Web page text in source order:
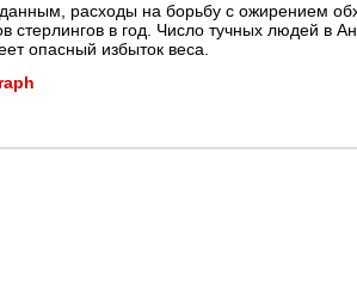
расходы на борьбу с ожирением
стерлингов в год. Число тучных людей в
опасный избыток веса.